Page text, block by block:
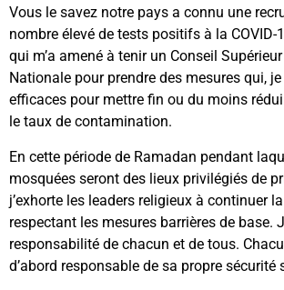
Vous le savez notre pays a connu une
nombre élevé de tests positifs à la COVID-
qui m’a amené à tenir un Conseil
Nationale pour prendre des mesures qui, je
efficaces pour mettre fin ou du moins
le taux de contamination.
En cette période de Ramadan pendant
mosquées seront des lieux privilégiés de
j’exhorte les leaders religieux à continuer
respectant les mesures barrières de base.
responsabilité de chacun et de tous.
d’abord responsable de sa propre sécurité